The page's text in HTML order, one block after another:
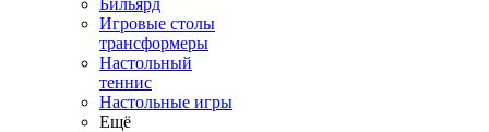
Бильярд
Игровые столы
трансформеры
Настольный
теннис
Настольные игры
Ещё